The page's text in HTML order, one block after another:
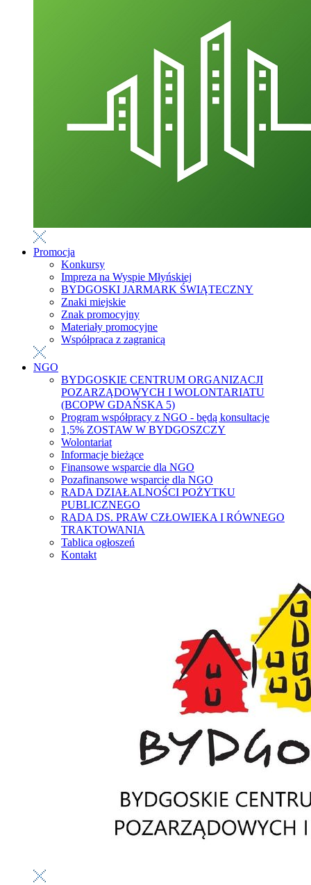
Promocja
Konkursy
Impreza na Wyspie Młyńskiej
BYDGOSKI JARMARK ŚWIĄTECZNY
Znaki miejskie
Znak promocyjny
Materiały promocyjne
Współpraca z zagranicą
NGO
BYDGOSKIE CENTRUM ORGANIZACJI
POZARZĄDOWYCH I WOLONTARIATU
(BCOPW GDAŃSKA 5)
Program współpracy z NGO - będą konsultacje
1,5% ZOSTAW W BYDGOSZCZY
Wolontariat
Informacje bieżące
Finansowe wsparcie dla NGO
Pozafinansowe wsparcie dla NGO
RADA DZIAŁALNOŚCI POŻYTKU
PUBLICZNEGO
RADA DS. PRAW CZŁOWIEKA I RÓWNEGO
TRAKTOWANIA
Tablica ogłoszeń
Kontakt